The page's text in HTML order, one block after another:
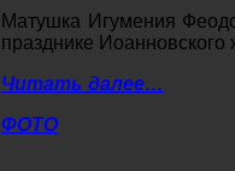
Матушка Игумения
празднике Иоанновского
Читать далее…
ФОТО